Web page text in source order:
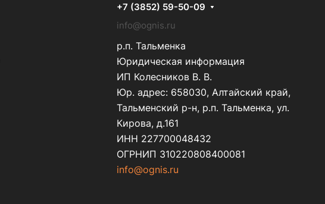
+7 (3852) 59-50-09
info@ognis.ru
р.п. Тальменка
Юридическая информация
ИП Колесников В. В.
Юр. адрес: 658030, Алтайский край,
Тальменский р-н, р.п. Тальменка, ул.
Кирова, д.161
ИНН 227700048432
ОГРНИП 310220808400081
info@ognis.ru